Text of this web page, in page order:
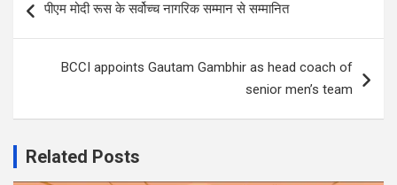
navigation
पीएम मोदी रूस के सर्वोच्च नागरिक सम्मान से सम्मानित
BCCI appoints Gautam Gambhir as head coach of
senior men’s team
Related Posts